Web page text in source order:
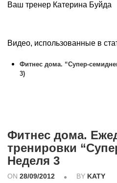
Ваш тренер Катерина Буйда
Видео, использованные в
Фитнес дома. “Супер-
3)
Фитнес дома.
тренировки
Неделя 3
ON 28/09/2012 BY KATY